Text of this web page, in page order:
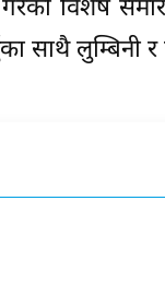
विशेष
साथै